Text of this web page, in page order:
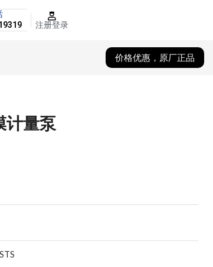
注册登录
价格优惠，原厂正品
计量泵